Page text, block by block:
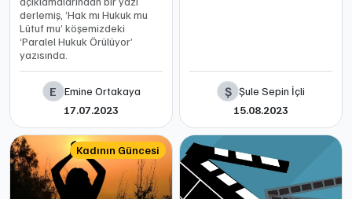
derlemiş, ‘Hak mı Hukuk mu
Lütuf mu’ köşemizdeki
‘Paralel Hukuk Örülüyor’
yazısında.
E
Emine Ortakaya
17.07.2023
Ş Şule Sepin İçli
15.08.2023
Kadının Güncesi